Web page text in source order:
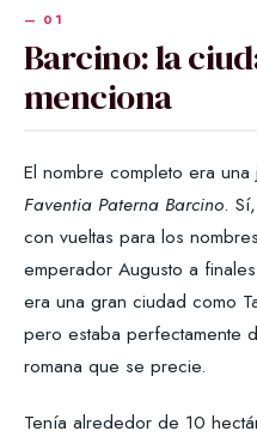
Barcino: la
menciona
El nombre completo era una
Faventia Paterna Barcino.
con vueltas para los
emperador Augusto a
era una gran ciudad como
pero estaba perfectamente
romana que se precie.
Tenía alrededor de 10